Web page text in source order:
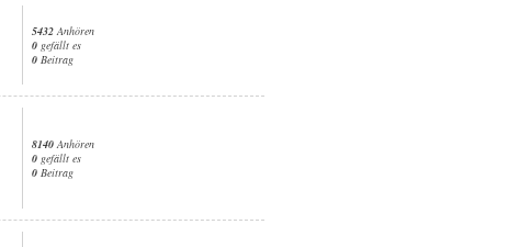
5432 Anhören
0 gefällt es
0 Beitrag
8140 Anhören
0 gefällt es
0 Beitrag